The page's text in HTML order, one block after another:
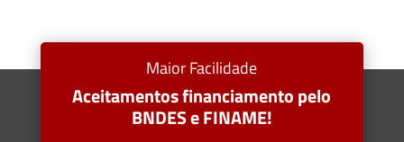
Maior Facilidade
Aceitamentos financiamento pelo
BNDES e FINAME!